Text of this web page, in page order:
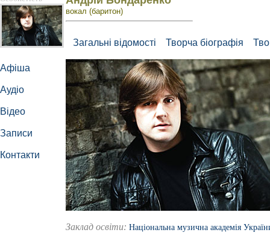
Афіша
Аудіо
Відео
Записи
Контакти
вокал (баритон)
Загальні відомості Творча біографія
Заклад освіти: Національна музична академія